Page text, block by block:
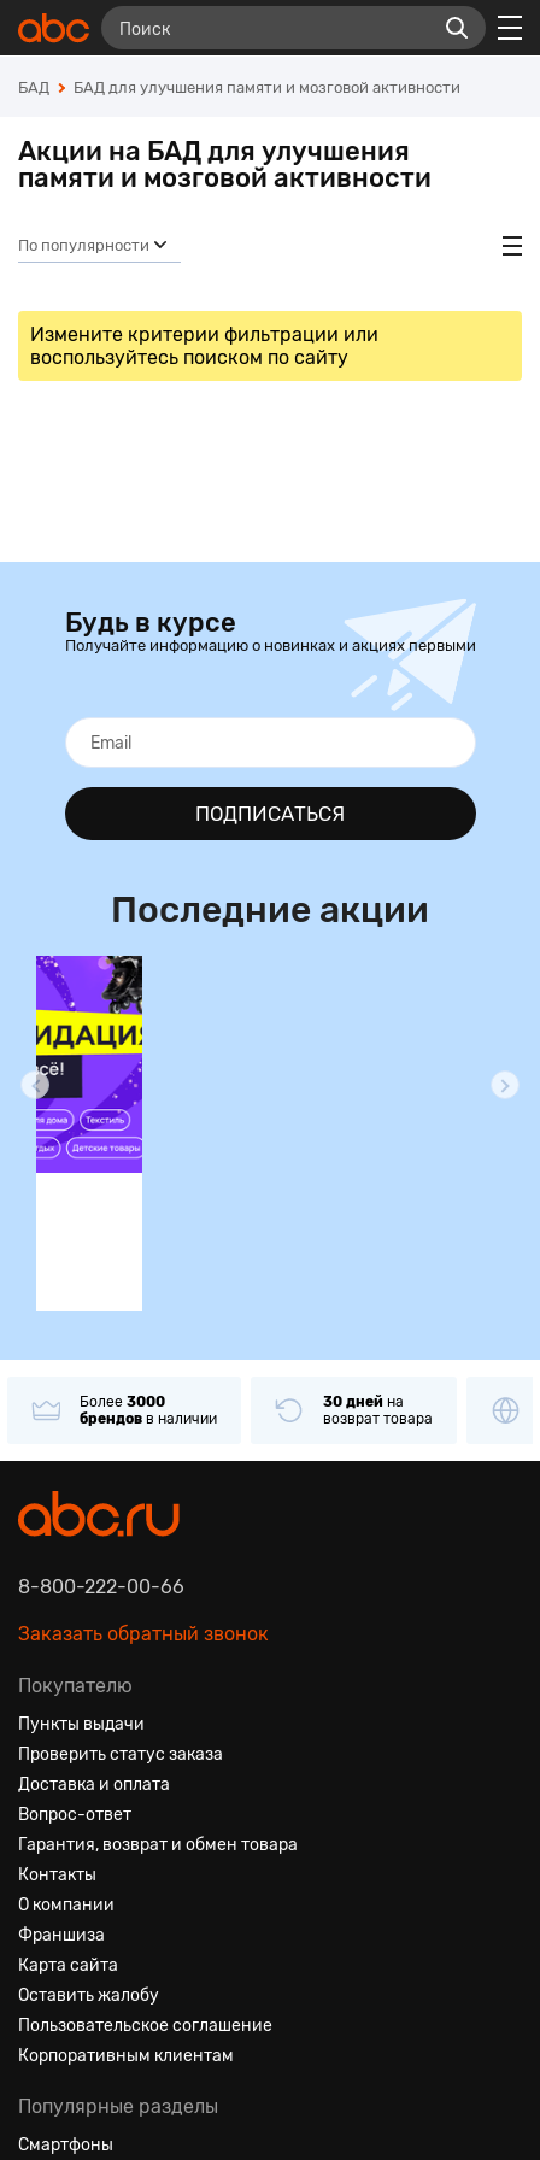
БАД БАД для улучшения памяти и мозговой активности
Акции на БАД для улучшения
памяти и мозговой активности
По популярности
Измените критерии фильтрации или
воспользуйтесь поиском по сайту
Будь в курсе
Получайте информацию о новинках и акциях первыми
ПОДПИСАТЬСЯ
Последние акции
Более 3000
брендов в наличии
30 дней на
возврат товара
8-800-222-00-66
Заказать обратный звонок
Покупателю
Пункты выдачи
Проверить статус заказа
Доставка и оплата
Вопрос-ответ
Гарантия, возврат и обмен товара
Контакты
О компании
Франшиза
Карта сайта
Оставить жалобу
Пользовательское соглашение
Корпоративным клиентам
Популярные разделы
Смартфоны